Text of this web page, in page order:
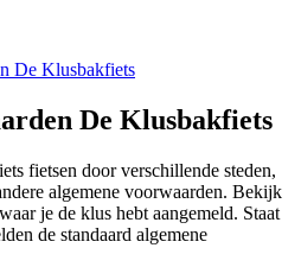
De Klusbakfiets
De Klusbakfiets
fietsen door verschillende steden,
algemene voorwaarden. Bekijk
je de klus hebt aangemeld. Staat
de standaard algemene